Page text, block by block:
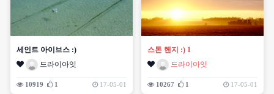
세인트 아이브스 :)
드라이아잇
10919 1 17-05-01
스톤 헨지 :) 1
드라이아잇
10267 1 17-05-01